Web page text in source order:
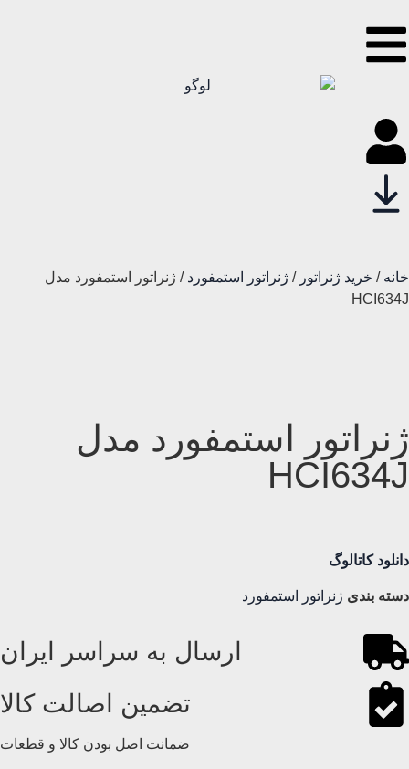
خانه / خرید ژنراتور / ژنراتور استمفورد / ژنراتور استمفورد مدل
HCI634J
ژنراتور استمفورد مدل
HCI634J
دانلود کاتالوگ
دسته بندی ژنراتور استمفورد
ارسال به سراسر ایران
تضمین اصالت کالا
ضمانت اصل بودن کالا و قطعات